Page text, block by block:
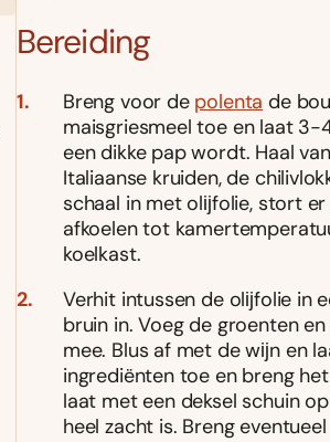
Bereiding
Breng voor de polenta de
maisgriesmeel toe en laat 3-
een dikke pap wordt. Haal
Italiaanse kruiden, de
schaal in met olĳfolie, stort
afkoelen tot
koelkast.
Verhit intussen de olĳfolie in
bruin in. Voeg de groenten
mee. Blus af met de wĳn en
ingrediënten toe en breng
laat met een deksel schuin
heel zacht is. Breng